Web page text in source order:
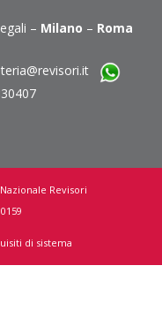
– Milano – Roma
Revisori
di sistema